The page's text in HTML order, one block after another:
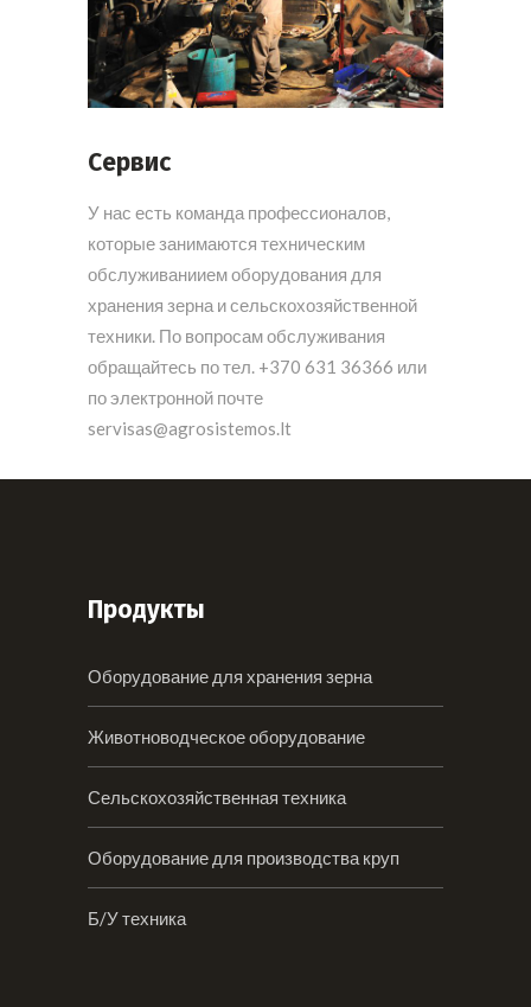
Сервис
У нас есть команда профессионалов,
которые занимаются техническим
обслуживаниием оборудования для
хранения зерна и сельскохозяйственной
техники. По вопросам обслуживания
обращайтесь по тел. +370 631 36366 или
по электронной почте
servisas@agrosistemos.lt
Продукты
Оборудование для хранения зерна
Животноводческое оборудование
Сельскохозяйственная техника
Оборудование для производства круп
Б/У техника